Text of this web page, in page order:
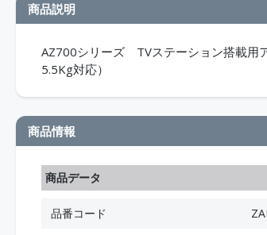
商品説明
AZ700シリーズ TVステーション搭載
5.5Kg対応）
商品情報
商品データ
品番コード